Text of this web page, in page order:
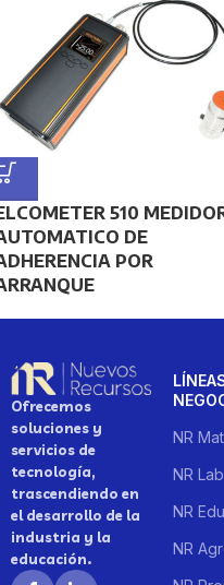
510
DE
POR
Ofrecemos
soluciones y
servicios de
tecnología,
trascendiendo en
el desarrollo de la
industria y la
educación.
NR
NR Lab
NR
NR